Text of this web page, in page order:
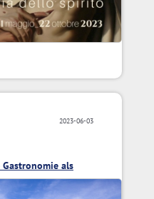
2023-06-03
als